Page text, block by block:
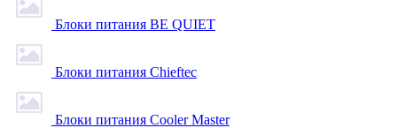
Блоки питания BE QUIET
Блоки питания Chieftec
Блоки питания Cooler Master